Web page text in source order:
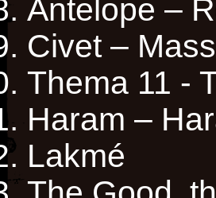
Antelope –
Civet –
Thema 11 -
Haram –
Lakmé